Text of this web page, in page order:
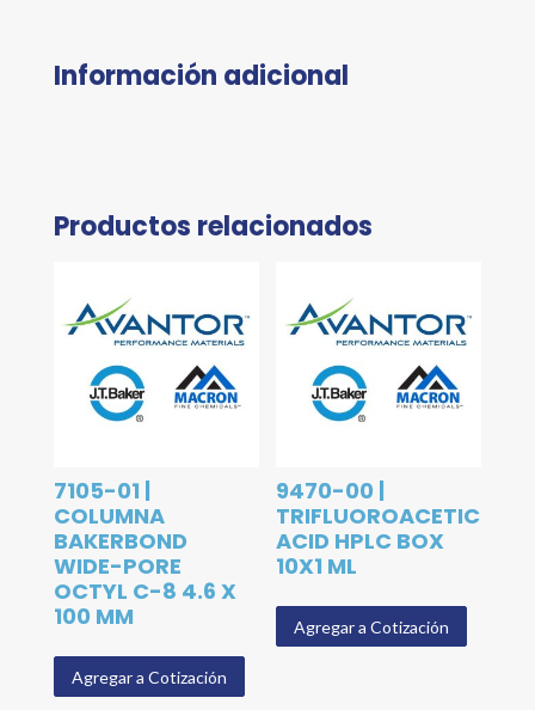
Información adicional
Productos relacionados
7105-01 |
COLUMNA
BAKERBOND
WIDE-PORE
OCTYL C-8 4.6 X
100 MM
Agregar a Cotización
9470-00 |
TRIFLUOROACETIC
ACID HPLC BOX
10X1 ML
Agregar a Cotización